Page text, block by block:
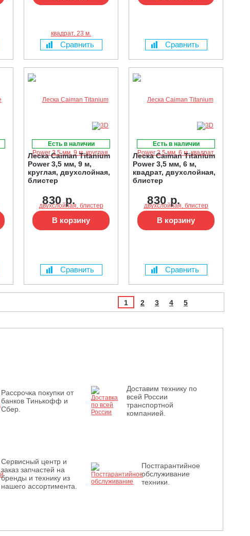
Сравнить Сравнить
Есть в наличии
Леска Caiman Titanium
Power 3,5 мм, 9 м,
круглая, двухслойная,
блистер
830 р.
В корзину
Сравнить
Есть в наличии
Леска Caiman Titanium
Power 3,5 мм, 6 м,
квадрат, двухслойная,
блистер
830 р.
В корзину
Сравнить
1 2 3 4 5
Рассрочка покупки от
банков Тинькофф и
Сбер.
Доставим технику по
всей России
транспортной
компанией.
Сервисный центр и
заказ запчастей на
бренды и технику из
нашего ассортимента.
Постгарантийное
обслуживание
техники.